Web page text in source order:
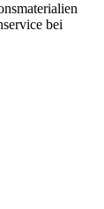
bei